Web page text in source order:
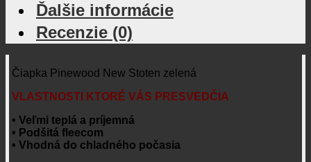
Ďalšie informácie
Recenzie (0)
Čiapka Pinewood New Stoten zelená
VLASTNOSTI KTORÉ VÁS PRESVEDČIA
• Veľmi teplá a príjemná
• Podšitá fleecom
• Vhodná do chladného počasia